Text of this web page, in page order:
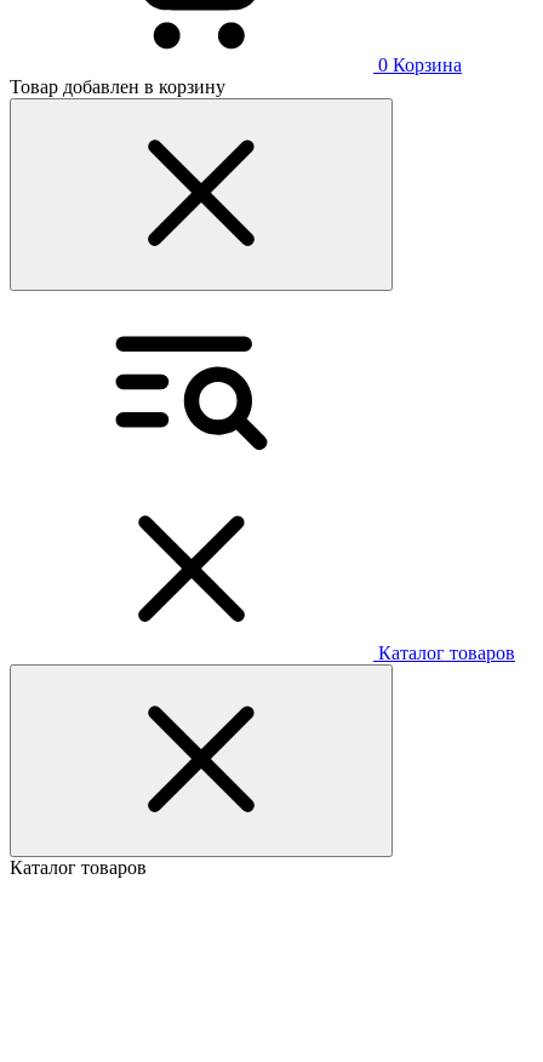
0 Корзина
Товар добавлен в корзину
Каталог товаров
Каталог товаров